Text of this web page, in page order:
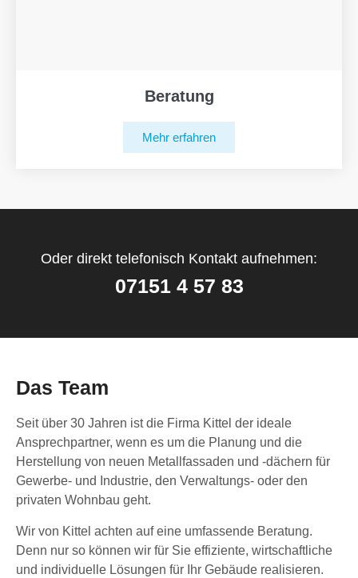
Beratung
Mehr erfahren
Oder direkt telefonisch Kontakt aufnehmen:
07151 4 57 83
Das Team
Seit über 30 Jahren ist die Firma Kittel der ideale
Ansprechpartner, wenn es um die Planung und die
Herstellung von neuen Metallfassaden und -dächern für
Gewerbe- und Industrie, den Verwaltungs- oder den
privaten Wohnbau geht.
Wir von Kittel achten auf eine umfassende Beratung.
Denn nur so können wir für Sie effiziente, wirtschaftliche
und individuelle Lösungen für Ihr Gebäude realisieren.